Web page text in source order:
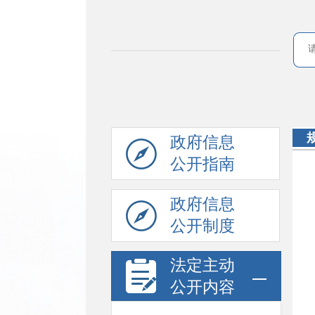
政府信息
公开指南
政府信息
公开制度
法定主动
公开内容